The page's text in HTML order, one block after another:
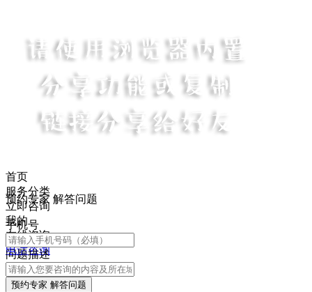
首页
服务分类
立即咨询
我的
在线咨询
电话咨询
预约专家 解答问题
手机号
问题描述
预约专家 解答问题